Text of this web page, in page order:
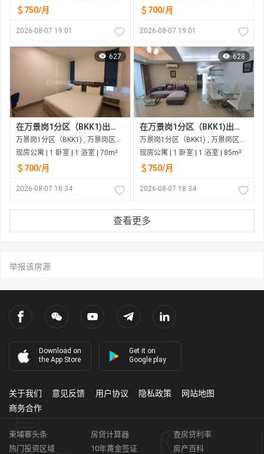
＄750/月
2026-08-07 19:01
＄700/月
2026-08-07 19:01
627
在万景岗1分区（BKK1)出租的现房公寓
万景岗1分区（BKK1) , 万景岗区（BKK) , 金边市
现房公寓 | 1 卧室 | 1 浴室 | 70m²
＄700/月
2026-08-07 18:34
628
在万景岗1分区（BKK1)出租的现房公寓
万景岗1分区（BKK1) , 万景岗区（BKK) , 金边市
现房公寓 | 1 卧室 | 1 浴室 | 85m²
＄750/月
2026-08-07 18:34
查看更多
举报该房源
Download on
the App Store
Get it on
Google play
关于我们 意见反馈 用户协议 隐私政策
网站地图
商务合作
柬埔寨头条 房贷计算器
查房贷利率
热门投资区域
10年黄金签证 房产百科